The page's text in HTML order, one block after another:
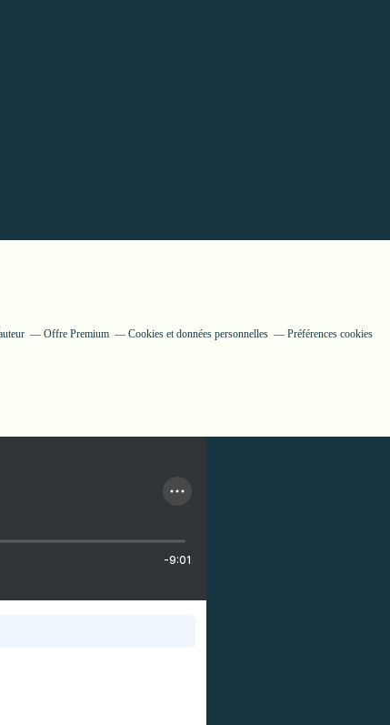
Offre Premium Cookies et données personnelles Préférences cookies
-9:01